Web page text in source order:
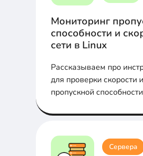
Мониторинг
способности и
сети в Linux
Рассказываем про
для проверки скорости и
пропускной
Сервера